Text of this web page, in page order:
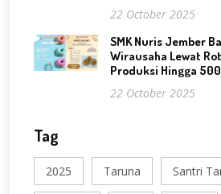
22 October 2025
SMK Nuris Jember
Wirausaha Lewat
Produksi Hingga
22 October 2025
Tag
2025 Taruna Santri